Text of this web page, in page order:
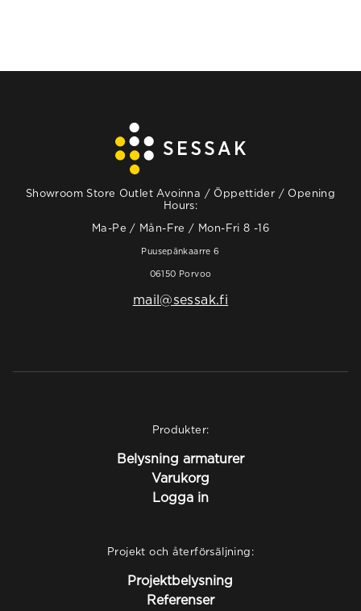
Showroom Store Outlet Avoinna / Öppettider / Opening
Hours:
Ma-Pe / Mån-Fre / Mon-Fri 8 -16
Puusepänkaarre 6
06150 Porvoo
mail@sessak.fi
Produkter:
Belysning armaturer
Varukorg
Logga in
Projekt och återförsäljning:
Projektbelysning
Referenser